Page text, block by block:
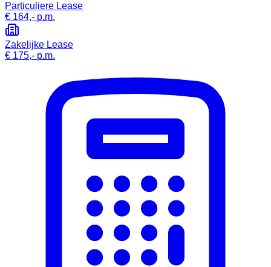
Particuliere Lease
€ 164,- p.m.
Zakelijke Lease
€ 175,- p.m.